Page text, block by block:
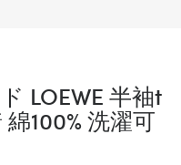
LOEWE 半袖t
100% 洗濯可